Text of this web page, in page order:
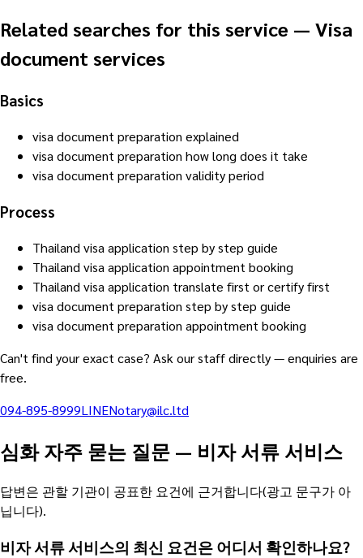
Related searches for this service — Visa
document services
Basics
visa document preparation explained
visa document preparation how long does it take
visa document preparation validity period
Process
Thailand visa application step by step guide
Thailand visa application appointment booking
Thailand visa application translate first or certify first
visa document preparation step by step guide
visa document preparation appointment booking
Can't find your exact case? Ask our staff directly — enquiries are
free.
094-895-8999LINENotary@ilc.ltd
심화 자주 묻는 질문 — 비자 서류 서비스
답변은 관할 기관이 공표한 요건에 근거합니다(광고 문구가 아
닙니다).
비자 서류 서비스의 최신 요건은 어디서 확인하나요?